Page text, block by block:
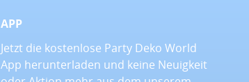
APP
Jetzt die kostenlose Party Deko World
App herunterladen und keine Neuigkeit